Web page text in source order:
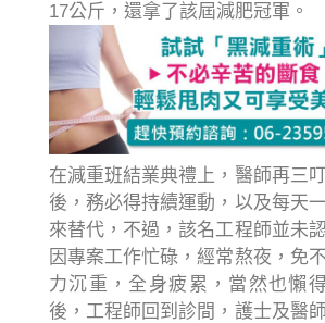
17公斤，還拿了該屆減肥冠軍。
在減重班結業典禮上，醫師再三
後，務必得持續運動，以及每天
來替代，不過，該名工程師並未
因專案工作忙碌，經常熬夜，免
力沉重，全身疲累，當然也懶
後，工程師回到診間，護士及醫